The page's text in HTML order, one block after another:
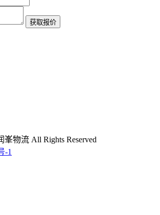
获取报价
峯物流 All Rights Reserved
-1